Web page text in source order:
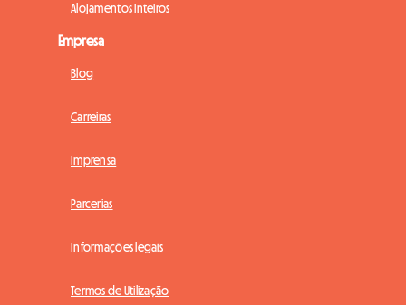
Alojamentos inteiros
Empresa
Blog
Carreiras
Imprensa
Parcerias
Informações legais
Termos de Utilização